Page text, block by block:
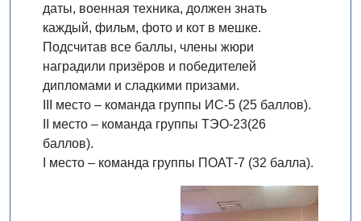
даты, военная техника, должен знать
каждый, фильм, фото и кот в мешке.
Подсчитав все баллы, члены жюри
наградили призёров и победителей
дипломами и сладкими призами.
III место – команда группы ИС-5 (25 баллов).
II место – команда группы ТЭО-23(26
баллов).
I место – команда группы ПОАТ-7 (32 балла).